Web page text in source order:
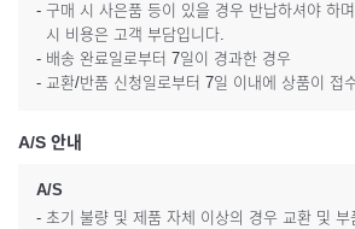
- 구매 시 사은품 등이 있을 경우 반납하셔야 하
시 비용은 고객 부담입니다.
- 배송 완료일로부터 7일이 경과한 경우
- 교환/반품 신청일로부터 7일 이내에 상품이 접
A/S 안내
A/S
- 초기 불량 및 제품 자체 이상의 경우 교환 및